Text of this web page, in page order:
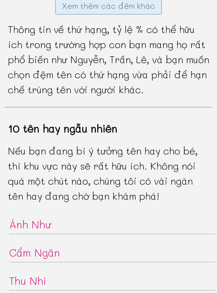
Xem thêm các đệm khác
Thông tin về thứ hạng, tỷ lệ % có thể hữu
ích trong trường hợp con bạn mang họ rất
phổ biến như Nguyễn, Trần, Lê, và bạn muốn
chọn đệm tên có thứ hạng vừa phải để hạn
chế trùng tên với người khác.
10 tên hay ngẫu nhiên
Nếu bạn đang bí ý tưởng tên hay cho bé,
thì khu vực này sẽ rất hữu ích. Không nói
quá một chút nào, chúng tôi có vài ngàn
tên hay đang chờ bạn khám phá!
Ánh Như
Cẩm Ngân
Thu Nhi